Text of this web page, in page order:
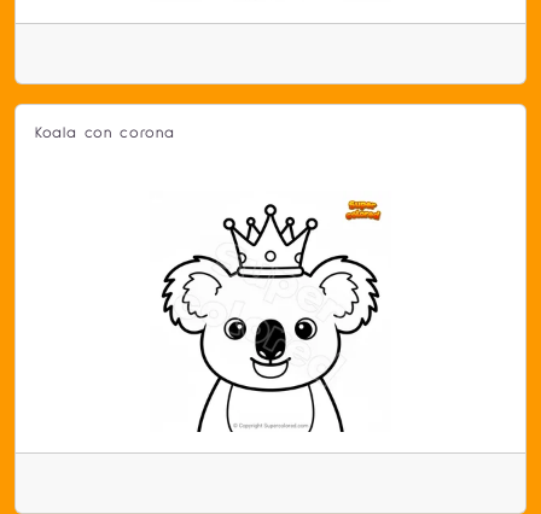
Koala con corona